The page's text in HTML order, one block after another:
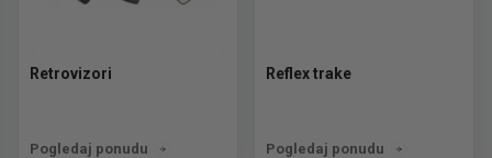
Retrovizori
Pogledaj ponudu
Reflex trake
Pogledaj ponudu